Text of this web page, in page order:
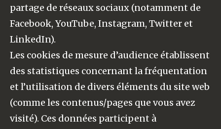
partage de réseaux sociaux (notamment de
Facebook, YouTube, Instagram, Twitter et
LinkedIn).
Les cookies de mesure d’audience établissent
des statistiques concernant la fréquentation
et l’utilisation de divers éléments du site web
(comme les contenus/pages que vous avez
visité). Ces données participent à